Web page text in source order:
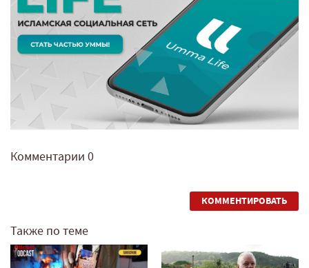
Комментарии 0
КОММЕНТИРОВАТЬ
Также по теме